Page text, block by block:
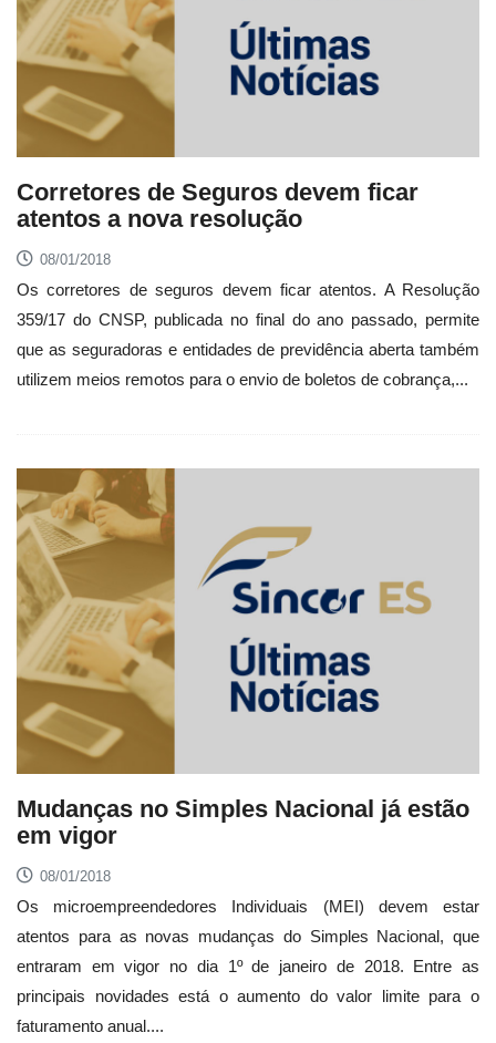
Corretores de Seguros devem ficar
atentos a nova resolução
08/01/2018
Os corretores de seguros devem ficar atentos. A Resolução
359/17 do CNSP, publicada no final do ano passado, permite
que as seguradoras e entidades de previdência aberta também
utilizem meios remotos para o envio de boletos de cobrança,...
Mudanças no Simples Nacional já estão
em vigor
08/01/2018
Os microempreendedores Individuais (MEI) devem estar
atentos para as novas mudanças do Simples Nacional, que
entraram em vigor no dia 1º de janeiro de 2018. Entre as
principais novidades está o aumento do valor limite para o
faturamento anual....